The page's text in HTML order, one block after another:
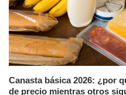
Canasta básica 2026: ¿por
de precio mientras otros